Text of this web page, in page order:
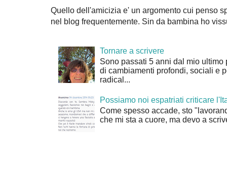
Quello dell'amicizia e' un argomento cui penso
nel blog frequentemente. Sin da bambina ho
Tornare a scrivere
Sono passati 5 anni dal mio
di cambiamenti profondi, sociali e
radical...
Possiamo noi espatriati criticare
Come spesso accade, sto
che mi sta a cuore, ma devo a